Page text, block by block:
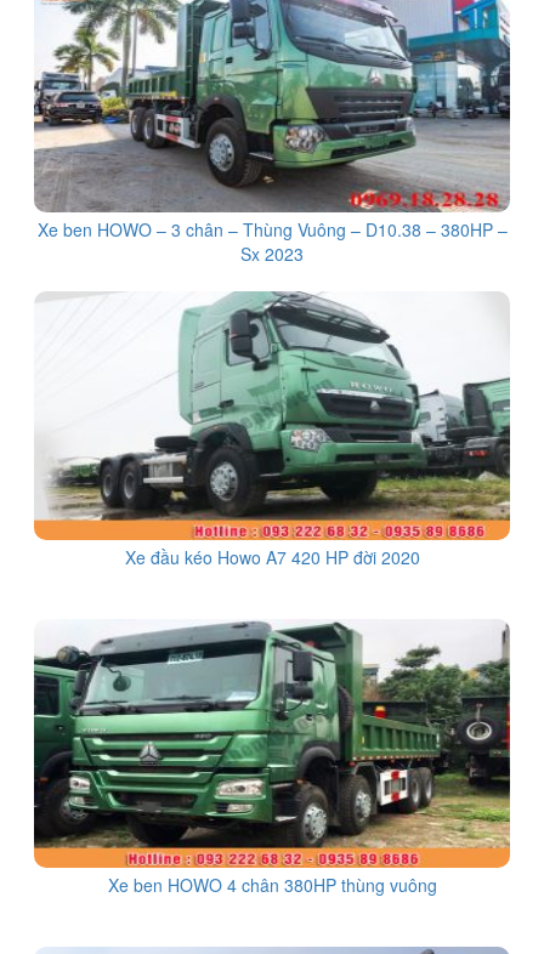
Xe ben HOWO – 3 chân – Thùng Vuông – D10.38 – 380HP –
Sx 2023
Xe đầu kéo Howo A7 420 HP đời 2020
Xe ben HOWO 4 chân 380HP thùng vuông